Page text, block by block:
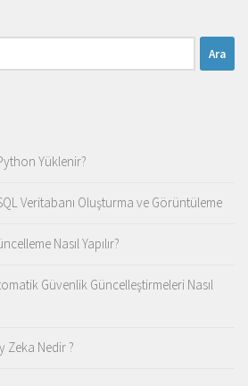
Yüklenir?
Veritabanı Oluşturma ve Görüntüleme
Nasıl Yapılır?
Güvenlik Güncelleştirmeleri Nasıl
Zeka Nedir ?